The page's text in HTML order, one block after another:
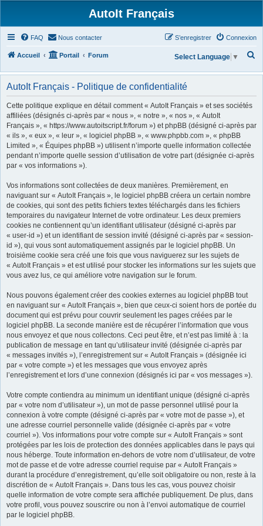
AutoIt Français
FAQ Nous contacter Connexion
S’enregistrer
Accueil Portail Forum
h
r
Select Language ▼
AutoIt Français - Politique de confidentialité
Cette politique explique en détail comment « AutoIt Français » et ses sociétés
affiliées (désignés ci-après par « nous », « notre », « nos », « AutoIt
Français », « https://www.autoitscript.fr/forum ») et phpBB (désigné ci-après par
« ils », « eux », « leur », « logiciel phpBB », « www.phpbb.com », « phpBB
Limited », « Équipes phpBB ») utilisent n’importe quelle information collectée
pendant n’importe quelle session d’utilisation de votre part (désignée ci-après
par « vos informations »).
Vos informations sont collectées de deux manières. Premièrement, en
naviguant sur « AutoIt Français », le logiciel phpBB créera un certain nombre
de cookies, qui sont des petits fichiers textes téléchargés dans les fichiers
temporaires du navigateur Internet de votre ordinateur. Les deux premiers
cookies ne contiennent qu’un identifiant utilisateur (désigné ci-après par
« user-id ») et un identifiant de session invité (désigné ci-après par « session-
id »), qui vous sont automatiquement assignés par le logiciel phpBB. Un
troisième cookie sera créé une fois que vous naviguerez sur les sujets de
« AutoIt Français » et est utilisé pour stocker les informations sur les sujets que
vous avez lus, ce qui améliore votre navigation sur le forum.
Nous pouvons également créer des cookies externes au logiciel phpBB tout
en naviguant sur « AutoIt Français », bien que ceux-ci soient hors de portée du
document qui est prévu pour couvrir seulement les pages créées par le
logiciel phpBB. La seconde manière est de récupérer l’information que vous
nous envoyez et que nous collectons. Ceci peut être, et n’est pas limité à : la
publication de message en tant qu’utilisateur invité (désignée ci-après par
« messages invités »), l’enregistrement sur « AutoIt Français » (désignée ici
par « votre compte ») et les messages que vous envoyez après
l’enregistrement et lors d’une connexion (désignés ici par « vos messages »).
Votre compte contiendra au minimum un identifiant unique (désigné ci-après
par « votre nom d’utilisateur »), un mot de passe personnel utilisé pour la
connexion à votre compte (désigné ci-après par « votre mot de passe »), et
une adresse courriel personnelle valide (désignée ci-après par « votre
courriel »). Vos informations pour votre compte sur « AutoIt Français » sont
protégées par les lois de protection des données applicables dans le pays qui
nous héberge. Toute information en-dehors de votre nom d’utilisateur, de votre
mot de passe et de votre adresse courriel requise par « AutoIt Français »
durant la procédure d’enregistrement, qu’elle soit obligatoire ou non, reste à la
discrétion de « AutoIt Français ». Dans tous les cas, vous pouvez choisir
quelle information de votre compte sera affichée publiquement. De plus, dans
votre profil, vous pouvez souscrire ou non à l’envoi automatique de courriel
par le logiciel phpBB.